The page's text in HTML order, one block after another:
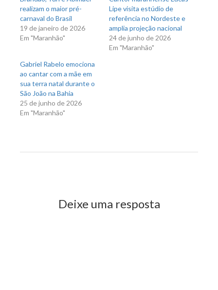
realizam o maior pré-
carnaval do Brasil
19 de janeiro de 2026
Em "Maranhão"
Lipe visita estúdio de
referência no Nordeste e
amplia projeção nacional
24 de junho de 2026
Em "Maranhão"
Gabriel Rabelo emociona
ao cantar com a mãe em
sua terra natal durante o
São João na Bahia
25 de junho de 2026
Em "Maranhão"
Deixe uma resposta